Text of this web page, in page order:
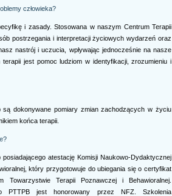
człowieka?
i zasady. Stosowana w naszym Centrum Terapii
postrzegania i interpretacji życiowych wydarzeń oraz
nastrój i uczucia, wpływając jednocześnie na nasze
jest pomoc ludziom w identyfikacji, zrozumieniu i
dokonywane pomiary zmian zachodzących w życiu
końca terapii.
atestację Komisji Naukowo-Dydaktycznej
który przygotowuje do ubiegania się o certyfikat
Towarzystwie Terapii Poznawczej i Behawioralnej.
PTTPB jest honorowany przez NFZ. Szkolenia